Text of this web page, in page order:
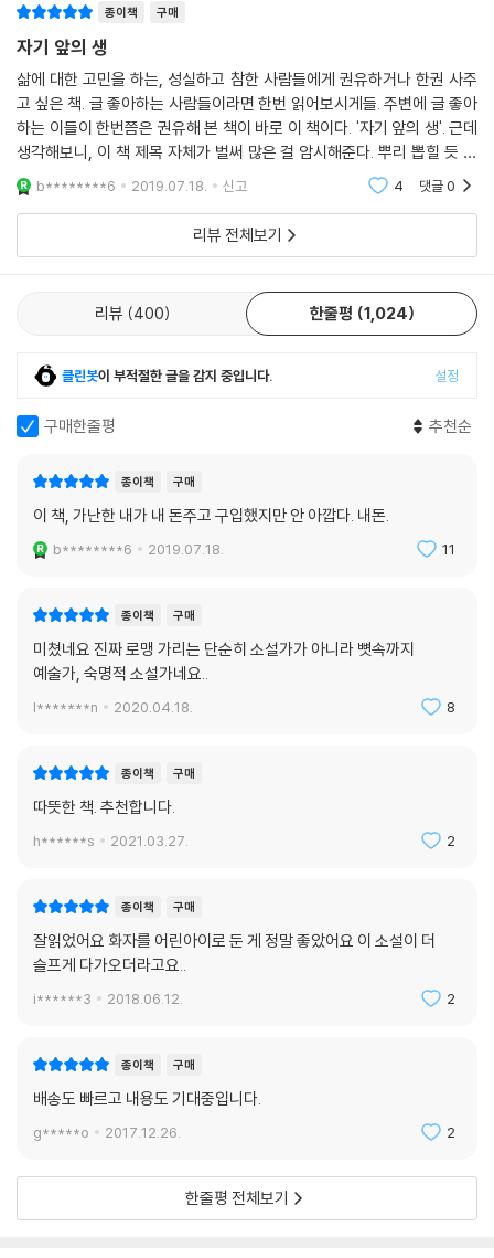
로 프랑스 땅에 정착하기 위해 그의 어머니는 닥치는 대로 일을 했고, 그런
억척스러운 어머니 밑에서 자란 로맹 가리는 글쓰기 좋아하고 수줍음이 많
은 소년이었다. 2차세계대전 때는 레지스탕스 단체‘자유 프랑스’로 활동하
며 로렌 비행 중대에서 대위로 활동한 공으로 레지옹 도뇌르 훈장을 받기
도 한다. 전쟁 후 그는 세계 각지에서 외교관으로 일하면서 1956년에는 소
설 『하늘의 뿌리』로 공쿠르 상을 수상했다. 일곱 살 연상의 『보그』지 편집
자 레슬리 블랜치, 『네 멋대로 해라』의 히로인 진 세버그 등과의 화려한 결
혼생활 외에도 그는 성공한 작가라는 타이틀과 함께 연예인 같은 생활을
즐기는 듯 보이기도 했다. 그러나 그런 화려한 겉모습의 이면에는 늘 새롭
고 싶었던 고독한 작가의 모습이 있었다. 로맹 가리는 에밀 아자르 이외에
있다. 그의 삶에 대한 채워지지 않는 갈망은 이름을 바꿔서라도 자기 자신
으로 살고 싶은 욕망에 그 근원을 두고 있던 것이다.
결국 아자르의 이름으로 발표한 두번째 소설 『자기 앞의 생』으로 한 작가
에게 결코 두 번 주어지지 않는다는 공쿠르 상을 수상하게 되고, 로맹 가리
와 에밀 아자르의 이름으로 번갈아가며 소설을 발표한 작가는 결국 ‘아자
가 약물 투여로 자살하고 난 일 년 후인 1980년 12월, 로맹 가리 역시 권총
자살로 고독했던 생을 마감한다. 그의 나이 66세였다. 그의 자살 후 출간된
『에밀 아자르의 삶과 죽음』에서 로맹 가리는 아자르가 자신임을 밝히고 소
두할 수밖에 없었는가에 대하여 고백한다.
유일하게 공쿠르 상을 두 번 받은 작가 로맹 가리
카데미 의장인 에르베 바쟁은 다음과 같이 답한다.“아카데미는 한 후보가
아닌 한 권의 책에 투표한 것이다. 탄생과 죽음처럼 공쿠르 상은 수락할 수
도, 거절할 수도 없는 것이다. 수상자는 여전히 아자르이다.” 그렇게 해서
받은 작가로 남게 된다.
슬픈 결말로도 행복해질 수 있다는 것을
상처와 그것을 숨길 수 있는 힘에 대해서 배우게 되었다. 『자기 앞의 생』은
비범한 일을 하는 평범한 사람들의 이야기이다. 비범한 일이란, 사랑을 깨
닫고 그것을 실천하는 일이다. 모모는 내게 말해주었다. 슬픈 결말로도 사
『자기 앞의 생』을 덮고 나자 문득 진심을 다해 누군가의 이름을 부르고 싶
어졌다. 내가 이렇게 그를 부르고 싶은 것은 그를 사랑하고 그의 이름을 아
종이책 구매
자기 앞의 생
삶에 대한 고민을 하는, 성실하고 참한 사람들에게 권유하거나 한권 사주
고 싶은 책. 글 좋아하는 사람들이라면 한번 읽어보시게들. 주변에 글 좋아
하는 이들이 한번쯤은 권유해 본 책이 바로 이 책이다. '자기 앞의 생'. 근데
생각해보니, 이 책 제목 자체가 벌써 많은 걸 암시해준다. 뿌리 뽑힐 듯 고
통스러운 20대와 30대 시절이 끝나니, 드디어 이 책을 읽어보고 싶었다.
내 마음이
b********6 2019.07.18. 신고 4 댓글0
리뷰 전체보기
리뷰 400 한줄평 1,024
클린봇이 부적절한 글을 감지 중입니다. 설정
구매한줄평 추천순
종이책 구매
이 책, 가난한 내가 내 돈주고 구입했지만 안 아깝다. 내돈.
b********6 2019.07.18. 11
종이책 구매
미쳤네요 진짜 로맹 가리는 단순히 소설가가 아니라 뼛속까지
예술가, 숙명적 소설가네요..
l*******n 2020.04.18. 8
종이책 구매
따뜻한 책. 추천합니다.
h******s 2021.03.27. 2
종이책 구매
잘읽었어요 화자를 어린아이로 둔 게 정말 좋았어요 이 소설이 더
슬프게 다가오더라고요..
i******3 2018.06.12. 2
종이책 구매
배송도 빠르고 내용도 기대중입니다.
g*****o 2017.12.26. 2
한줄평 전체보기